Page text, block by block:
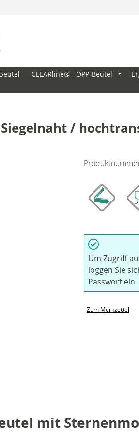
CLEARline® - OPP-Beutel
/
Um Zugriff
loggen Sie
Passwort ein.
Zum Merkzettel
mit